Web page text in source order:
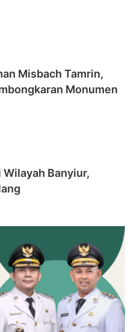
Misbach Tamrin,
Monumen
Banyiur,